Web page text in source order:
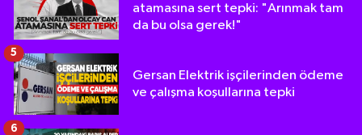
atamasına sert tepki: "Arınmak tam
da bu olsa gerek!"
Gersan Elektrik işçilerinden ödeme
ve çalışma koşullarına tepki
5
6